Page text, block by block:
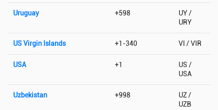
Uruguay +598
UY /
URY
US Virgin Islands +1-340 VI / VIR
USA +1
US /
USA
Uzbekistan +998
UZ /
UZB